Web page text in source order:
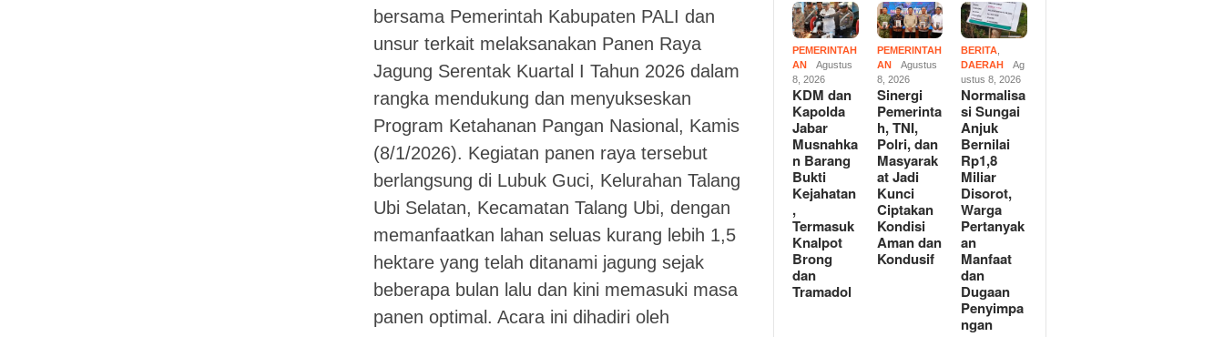
bersama Pemerintah Kabupaten PALI dan
unsur terkait melaksanakan Panen Raya
Jagung Serentak Kuartal I Tahun 2026 dalam
rangka mendukung dan menyukseskan
Program Ketahanan Pangan Nasional, Kamis
(8/1/2026). Kegiatan panen raya tersebut
berlangsung di Lubuk Guci, Kelurahan Talang
Ubi Selatan, Kecamatan Talang Ubi, dengan
memanfaatkan lahan seluas kurang lebih 1,5
hektare yang telah ditanami jagung sejak
beberapa bulan lalu dan kini memasuki masa
panen optimal. Acara ini dihadiri oleh
PEMERINTAH
AN
Agustus
8, 2026
KDM dan
Kapolda
Jabar
Musnahka
n Barang
Bukti
Kejahatan
,
Termasuk
Knalpot
Brong
dan
Tramadol
PEMERINTAH
AN
Agustus
8, 2026
Sinergi
Pemerinta
h, TNI,
Polri, dan
Masyarak
at Jadi
Kunci
Ciptakan
Kondisi
Aman dan
Kondusif
BERITA
DAERAH
Ag
ustus 8, 2026
Normalisa
si Sungai
Anjuk
Bernilai
Rp1,8
Miliar
Disorot,
Warga
Pertanyak
an
Manfaat
dan
Dugaan
Penyimpa
ngan